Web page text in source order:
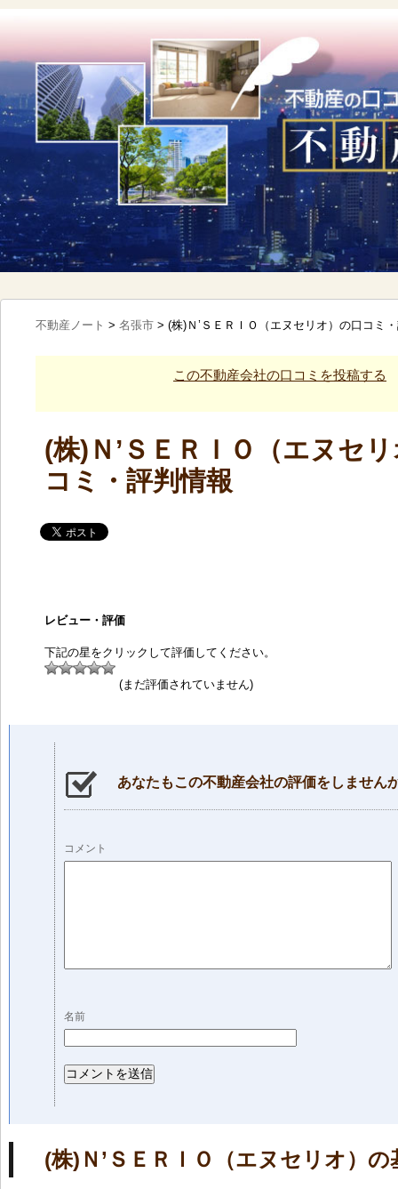
不動産ノート > 名張市 > (株)Ｎ’ＳＥＲＩＯ（エヌセリオ）の口コミ
この不動産会社の口コミを投稿する
(株)Ｎ’ＳＥＲＩＯ（エヌセ
コミ・評判情報
レビュー・評価
下記の星をクリックして評価してください。
(まだ評価されていません)
あなたもこの不動産会社の評価をしません
コメント
名前
(株)Ｎ’ＳＥＲＩＯ（エヌセリオ）の